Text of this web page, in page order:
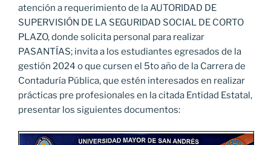
atención a requerimiento de la AUTORIDAD DE
SUPERVISIÓN DE LA SEGURIDAD SOCIAL DE CORTO
PLAZO, donde solicita personal para realizar
PASANTÍAS; invita a los estudiantes egresados de la
gestión 2024 o que cursen el 5to año de la Carrera de
Contaduría Pública, que estén interesados en realizar
prácticas pre profesionales en la citada Entidad Estatal,
presentar los siguientes documentos: